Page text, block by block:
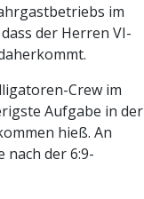
im
der Herren VI-
Crew im
Aufgabe in der
hieß. An
nach der 6:9-